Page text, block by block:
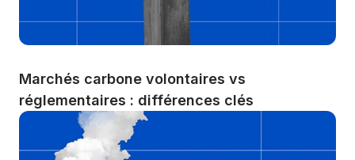
Marchés carbone volontaires vs
réglementaires : différences clés